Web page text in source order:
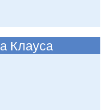
Клауса